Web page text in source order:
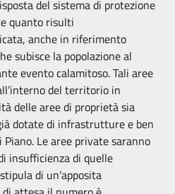
del sistema di protezione
quanto risulti
anche in riferimento
subisce la popolazione al
evento calamitoso. Tali aree
del territorio in
delle aree di proprietà sia
dotate di infrastrutture e ben
Le aree private saranno
insufficienza di quelle
di un’apposita